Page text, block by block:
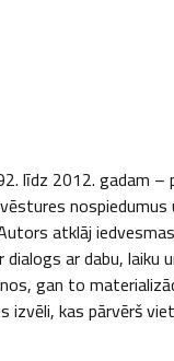
līdz 2012. gadam
atklāj
ar dabu, laiku
gan to
izvēli, kas pārvērš